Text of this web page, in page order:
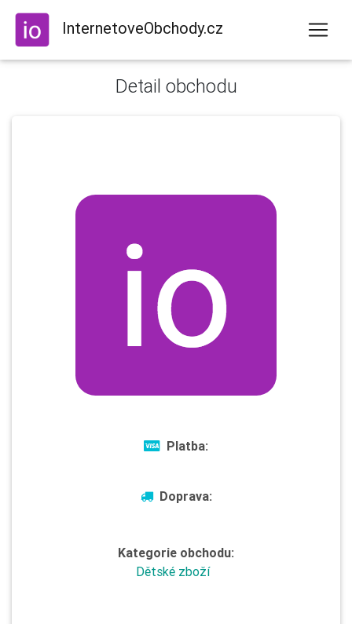
InternetoveObchody.cz
Detail obchodu
Platba:
Doprava:
Kategorie obchodu:
Dětské zboží